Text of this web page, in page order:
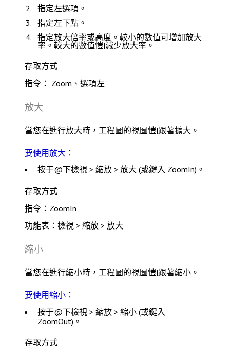
指定左選項。
指定左下點。
指定放大倍率或高度。較小的數值可增加放大
率。較大的數值愷|減少放大率。
存取方式
指令： Zoom、選項左
放大
當您在進行放大時，工程圖的視圖愷|跟著擴大。
要使用放大：
按于@下檢視 > 縮放 > 放大 (或鍵入 ZoomIn)。
存取方式
指令：ZoomIn
功能表：檢視 > 縮放 > 放大
縮小
當您在進行縮小時，工程圖的視圖愷|跟著縮小。
要使用縮小：
按于@下檢視 > 縮放 > 縮小 (或鍵入
ZoomOut)。
存取方式